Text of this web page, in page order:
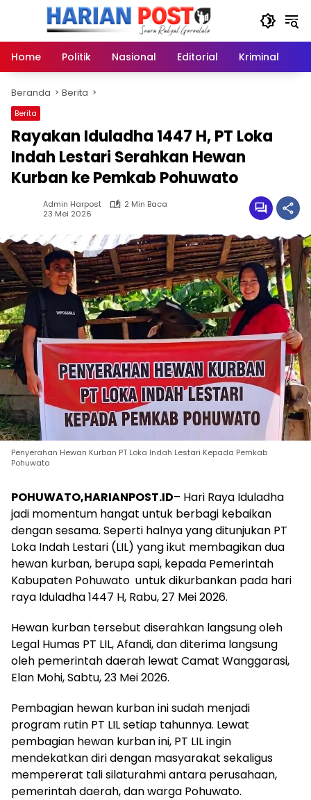
Home
Politik Nasional Editorial Kriminal
Beranda Berita
Berita
Rayakan Iduladha 1447 H, PT Loka
Indah Lestari Serahkan Hewan
Kurban ke Pemkab Pohuwato
Admin Harpost
2 Min Baca
23 Mei 2026
Penyerahan Hewan Kurban PT Loka Indah Lestari Kepada Pemkab
Pohuwato
POHUWATO,HARIANPOST.ID– Hari Raya Iduladha
jadi momentum hangat untuk berbagi kebaikan
dengan sesama. Seperti halnya yang ditunjukan PT
Loka Indah Lestari (LIL) yang ikut membagikan dua
hewan kurban, berupa sapi, kepada Pemerintah
Kabupaten Pohuwato untuk dikurbankan pada hari
raya Iduladha 1447 H, Rabu, 27 Mei 2026.
Hewan kurban tersebut diserahkan langsung oleh
Legal Humas PT LIL, Afandi, dan diterima langsung
oleh pemerintah daerah lewat Camat Wanggarasi,
Elan Mohi, Sabtu, 23 Mei 2026.
Pembagian hewan kurban ini sudah menjadi
program rutin PT LIL setiap tahunnya. Lewat
pembagian hewan kurban ini, PT LIL ingin
mendekatkan diri dengan masyarakat sekaligus
mempererat tali silaturahmi antara perusahaan,
pemerintah daerah, dan warga Pohuwato.